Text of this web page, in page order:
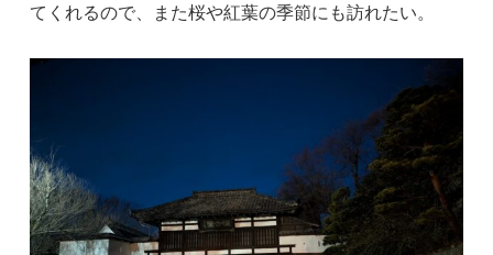
てくれるので、また桜や紅葉の季節にも訪れたい。